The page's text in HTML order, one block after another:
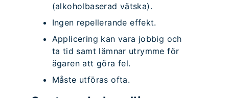
(alkoholbaserad vätska).
Ingen repellerande effekt.
Applicering kan vara jobbig och
ta tid samt lämnar utrymme för
ägaren att göra fel.
Måste utföras ofta.